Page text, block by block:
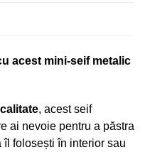
acest mini-seif metalic
, acest seif
ai nevoie pentru a păstra
folosești în interior sau